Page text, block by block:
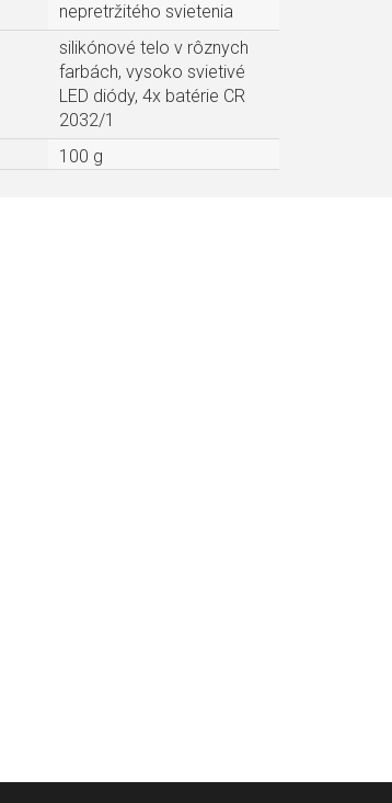
nepretržitého svietenia
silikónové telo v rôznych
farbách, vysoko svietivé
LED diódy, 4x batérie CR
2032/1
100 g